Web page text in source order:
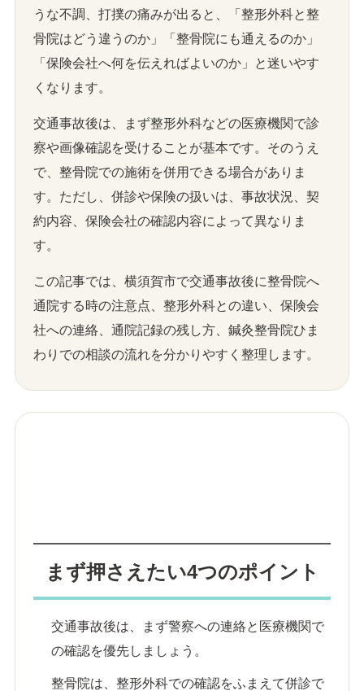
うな不調、打撲の痛みが出ると、「整形外科と整
骨院はどう違うのか」「整骨院にも通えるのか」
「保険会社へ何を伝えればよいのか」と迷いやす
くなります。
交通事故後は、まず整形外科などの医療機関で診
察や画像確認を受けることが基本です。そのうえ
で、整骨院での施術を併用できる場合がありま
す。ただし、併診や保険の扱いは、事故状況、契
約内容、保険会社の確認内容によって異なりま
す。
この記事では、横須賀市で交通事故後に整骨院へ
通院する時の注意点、整形外科との違い、保険会
社への連絡、通院記録の残し方、鍼灸整骨院ひま
わりでの相談の流れを分かりやすく整理します。
まず押さえたい4つのポイント
交通事故後は、まず警察への連絡と医療機関で
の確認を優先しましょう。
整骨院は、整形外科での確認をふまえて併診で